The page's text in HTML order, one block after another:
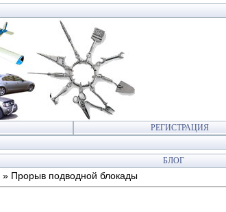
РЕГИСТРАЦИЯ
БЛОГ
» Прорыв подводной блокады